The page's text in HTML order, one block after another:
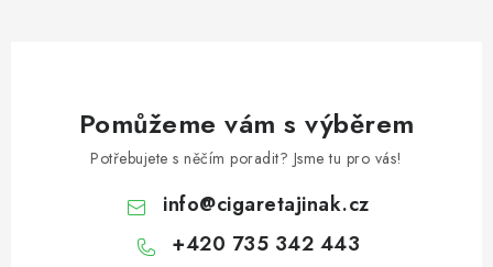
Pomůžeme vám s výběrem
Potřebujete s něčím poradit? Jsme tu pro vás!
info@cigaretajinak.cz
+420 735 342 443